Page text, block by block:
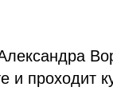
и проходит